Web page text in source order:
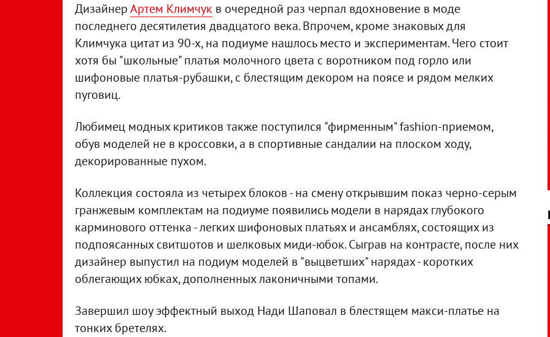
ДизайнерАртем Климчук в очередной раз черпал вдохновение в моде
последнего десятилетия двадцатого века. Впрочем, кроме знаковых для
Климчука цитат из 90-х, на подиуме нашлось место и экспериментам. Чего стоит
хотя бы "школьные" платья молочного цвета с воротником под горло или
шифоновые платья-рубашки, с блестящим декором на поясе и рядом мелких
пуговиц.
Любимец модных критиков также поступился "фирменным" fashion-приемом,
обув моделей не в кроссовки, а в спортивные сандалии на плоском ходу,
декорированные пухом.
Коллекция состояла из четырех блоков - на смену открывшим показ черно-серым
гранжевым комплектам на подиуме появились модели в нарядах глубокого
карминового оттенка - легких шифоновых платьях и ансамблях, состоящих из
подпоясанных свитшотов и шелковых миди-юбок. Сыграв на контрасте, после них
дизайнер выпустил на подиум моделей в "выцветших" нарядах - коротких
облегающих юбках, дополненных лаконичными топами.
Завершил шоу эффектный выход Нади Шаповал в блестящем макси-платье на
тонких бретелях.